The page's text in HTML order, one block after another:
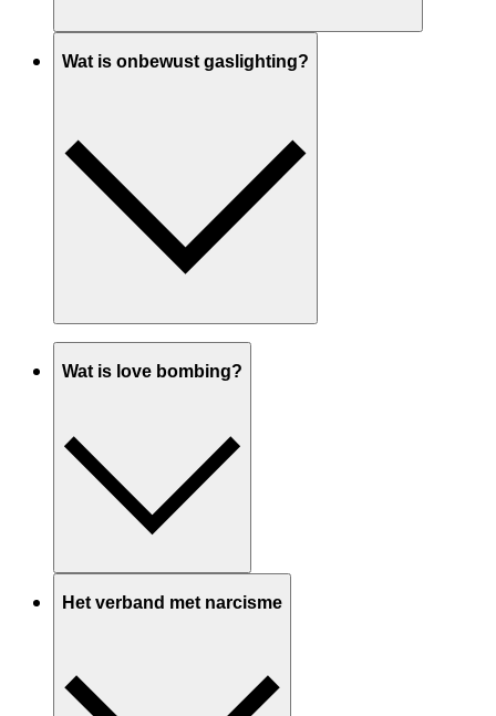
Wat is onbewust gaslighting?
Wat is love bombing?
Het verband met narcisme